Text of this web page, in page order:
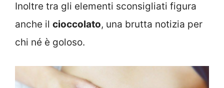
Inoltre tra gli elementi sconsigliati figura
anche il cioccolato, una brutta notizia per
chi né è goloso.